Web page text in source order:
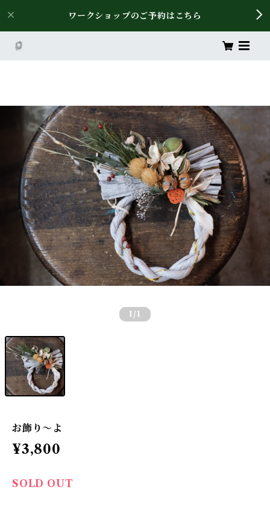
ワークショップのご予約はこちら
1 /1
お飾り〜よ
¥3,800
SOLD OUT